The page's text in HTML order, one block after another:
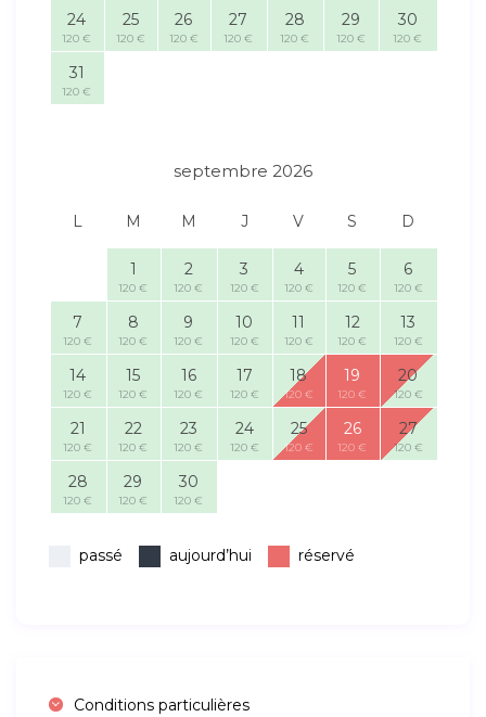
24
120 €
25
120 €
26
120 €
27
120 €
28
120 €
29
120 €
30
120 €
31
120 €
septembre 2026
L M M J V S D
1
120 €
2
120 €
3
120 €
4
120 €
5
120 €
6
120 €
7
120 €
8
120 €
9
120 €
10
120 €
11
120 €
12
120 €
13
120 €
14
120 €
15
120 €
16
120 €
17
120 €
18
120 €
19
120 €
20
120 €
21
120 €
22
120 €
23
120 €
24
120 €
25
120 €
26
120 €
27
120 €
28
120 €
29
120 €
30
120 €
passé aujourd’hui réservé
Conditions particulières